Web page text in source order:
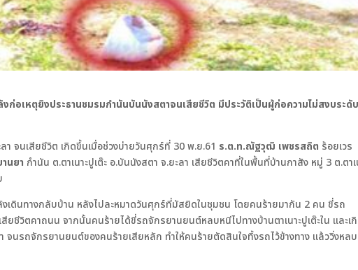
อเหตุยิงประธานชมรมกำนันบันนังสตาจนเสียชีวิต มีประวัติเป็นผู้ก่อความไม่สงบระดั
จนเสียชีวิต เกิดขึ้นเมื่อช่วงบ่ายวันศุกร์ที่ 30 พ.ย.61 ร.ต.ท.ณัฐวุฒิ เพชรสถิต ร้อยเวร
นยา กำนัน ต.ตาเนาะปูเต๊ะ อ.บันนังสตา จ.ยะลา เสียชีวิตคาที่ในพื้นที่บ้านกาสัง หมู่ 3 ต.ตาเ
งเดินทางกลับบ้าน หลังไปละหมาดวันศุกร์ที่มัสยิดในชุมชน โดยคนร้ายมากัน 2 คน ขี่รถ
ชีวิตคาถนน จากนั้นคนร้ายได้ขี่รถจักรยานยนต์หลบหนีไปทางบ้านตาเนาะปูเต๊ะใน และเ
จนรถจักรยานยนต์ของคนร้ายเสียหลัก ทำให้คนร้ายตัดสินใจทิ้งรถไว้ข้างทาง แล้ววิ่งหล